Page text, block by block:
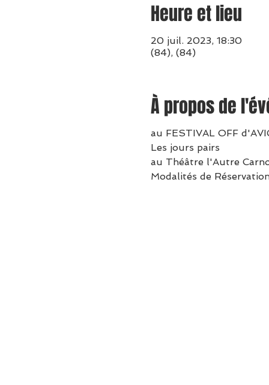
Heure et lieu
20 juil. 2023, 18:30
(84), (84)
À propos de
au FESTIVAL OFF
Les jours pairs
au Théâtre l'Autre
Modalités de